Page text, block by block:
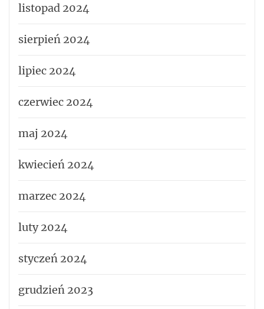
listopad 2024
sierpień 2024
lipiec 2024
czerwiec 2024
maj 2024
kwiecień 2024
marzec 2024
luty 2024
styczeń 2024
grudzień 2023